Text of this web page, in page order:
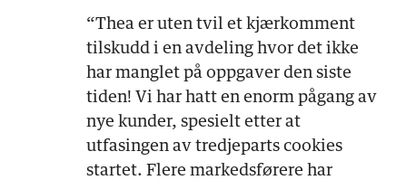
“Thea er uten tvil et kjærkomment
tilskudd i en avdeling hvor det ikke
har manglet på oppgaver den siste
tiden! Vi har hatt en enorm pågang av
nye kunder, spesielt etter at
utfasingen av tredjeparts cookies
startet. Flere markedsførere har